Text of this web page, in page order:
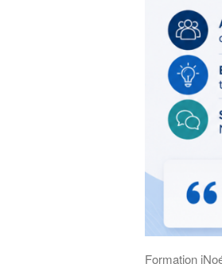
Formation